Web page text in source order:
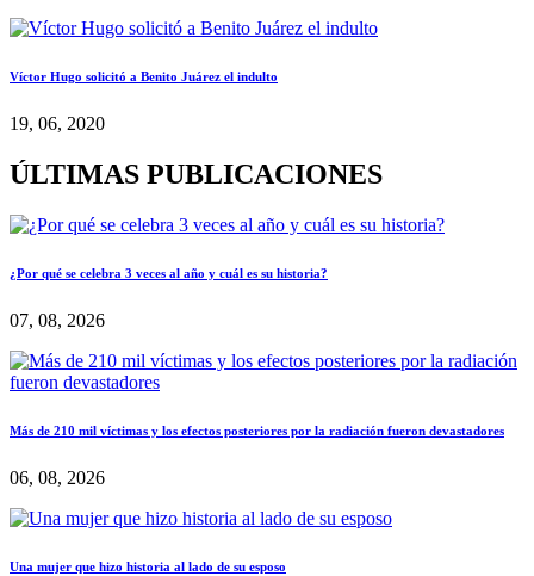
Víctor Hugo solicitó a Benito Juárez el indulto
19, 06, 2020
ÚLTIMAS PUBLICACIONES
¿Por qué se celebra 3 veces al año y cuál es su historia?
07, 08, 2026
Más de 210 mil víctimas y los efectos posteriores por la radiación fueron devastadores
06, 08, 2026
Una mujer que hizo historia al lado de su esposo